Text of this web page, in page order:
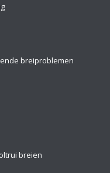
breiproblemen
breien